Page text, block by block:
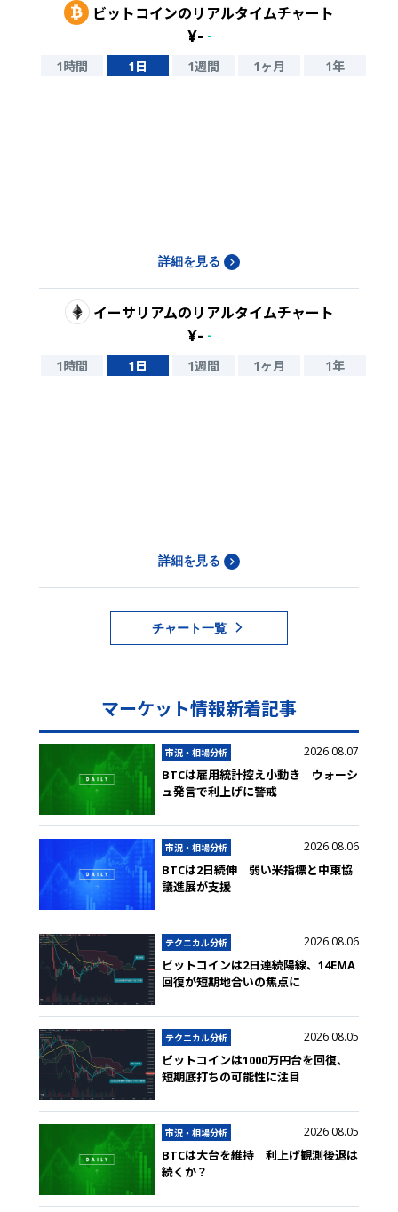
ビットコインのリアルタイムチャート
¥- -
1時間 1日 1週間 1ヶ月 1年
詳細を見る
イーサリアムのリアルタイムチャート
¥- -
1時間 1日 1週間 1ヶ月 1年
詳細を見る
チャート一覧
マーケット情報新着記事
市況・相場分析 2026.08.07
BTCは雇用統計控え小動き ウォーシ
ュ発言で利上げに警戒
市況・相場分析 2026.08.06
BTCは2日続伸 弱い米指標と中東協
議進展が支援
テクニカル分析 2026.08.06
ビットコインは2日連続陽線、14EMA
回復が短期地合いの焦点に
テクニカル分析 2026.08.05
ビットコインは1000万円台を回復、
短期底打ちの可能性に注目
市況・相場分析 2026.08.05
BTCは大台を維持 利上げ観測後退は
続くか？